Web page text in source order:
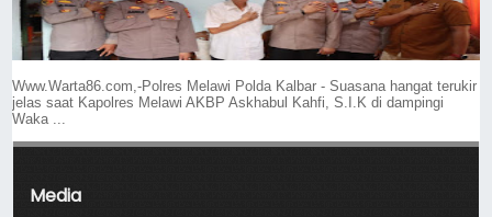
Www.Warta86.com,-Polres Melawi Polda Kalbar - Suasana hangat terukir
jelas saat Kapolres Melawi AKBP Askhabul Kahfi, S.I.K di dampingi
Waka ...
Media